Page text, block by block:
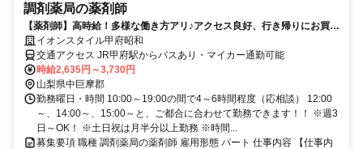
調剤薬局の薬剤師
【薬剤師】高時給！多様な働き方アリ♪アクセス良好、行き帰りにお買い
物OK！イオン薬局で働きませんか？
イオンスタイル甲府昭和
交通アクセス JR甲府駅からバスあり・マイカー通勤可能
時給2,635円～3,730円
山梨県中巨摩郡
勤務曜日・時間 10:00～19:00の間で4～6時間程度（応相談） 12:00
～、14:00～、15:00～と、ご都合に合わせて勤務できます！！ ※週3
日～OK！ ※土日祝は月半分以上勤務 ※時間...
募集要項 職種 調剤薬局の薬剤師 雇用形態 パート 仕事内容 【仕事内